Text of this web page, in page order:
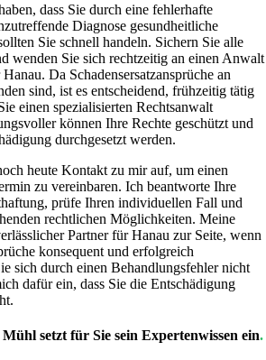
dass Sie durch eine fehlerhafte
Diagnose gesundheitliche
Sie schnell handeln. Sichern Sie alle
wenden Sie sich rechtzeitig an einen Anwalt
Da Schadensersatzansprüche an
sind, ist es entscheidend, frühzeitig tätig
einen spezialisierten Rechtsanwalt
können Ihre Rechte geschützt und
durchgesetzt werden.
heute Kontakt zu mir auf, um einen
zu vereinbaren. Ich beantworte Ihre
prüfe Ihren individuellen Fall und
rechtlichen Möglichkeiten. Meine
Partner für Hanau zur Seite, wenn
konsequent und erfolgreich
sich durch einen Behandlungsfehler nicht
dafür ein, dass Sie die Entschädigung
setzt für Sie sein Expertenwissen ein.